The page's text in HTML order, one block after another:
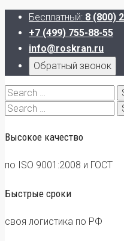
Бесплатный: 8 (800)
+7 (499) 755-88-55
info@roskran.ru
Обратный звонок
Search
for:
Search
Высокое качество
по ISO 9001:2008 и ГОСТ
Быстрые сроки
своя логистика по РФ